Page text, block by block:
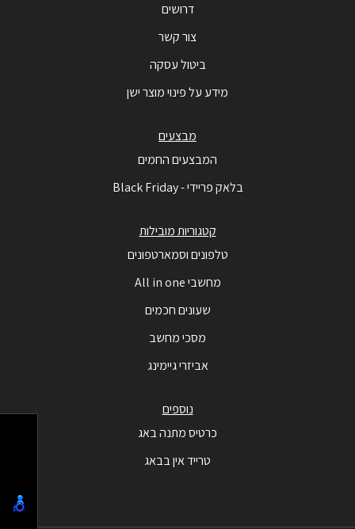
דרושים
צור קשר
ביטול עסקה
מידע על פינוי מוצר ישן
מבצעים
המבצעים החמים
בלאק פריידי - Black Friday
קטגוריות מובילות
טלפונים וסמארטפונים
מחשבי All in one
שעונים חכמים
מסכי מחשב
אביזרי גיימינג
נוספים
כרטיס מתנה באג
טרייד אין בבאג